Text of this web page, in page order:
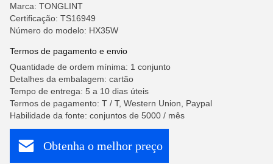
Marca: TONGLINT
Certificação: TS16949
Número do modelo: HX35W
Termos de pagamento e envio
Quantidade de ordem mínima: 1 conjunto
Detalhes da embalagem: cartão
Tempo de entrega: 5 a 10 dias úteis
Termos de pagamento: T / T, Western Union, Paypal
Habilidade da fonte: conjuntos de 5000 / mês
Obtenha o melhor preço